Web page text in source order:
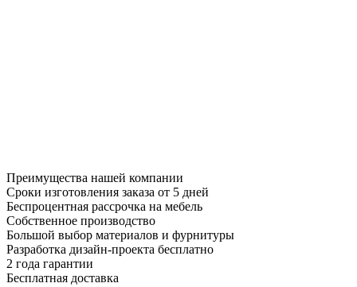
Преимущества нашей компании
Сроки изготовления заказа от 5 дней
Беспроцентная рассрочка на мебель
Собственное производство
Большой выбор материалов и фурнитуры
Разработка дизайн-проекта бесплатно
2 года гарантии
Бесплатная доставка